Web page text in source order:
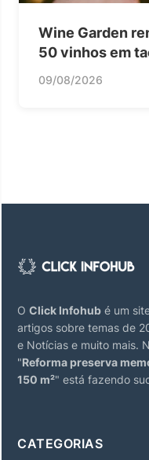
Wine Garden
50 vinhos em
09/08/2026
O Click Infohub é um
artigos sobre temas de
e Notícias e muito mais.
"Reforma preserva
150 m²" está fazendo
CATEGORIAS